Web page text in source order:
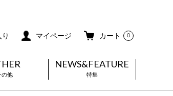
マイページ カート 0
の他
NEWS&FEATURE
特集